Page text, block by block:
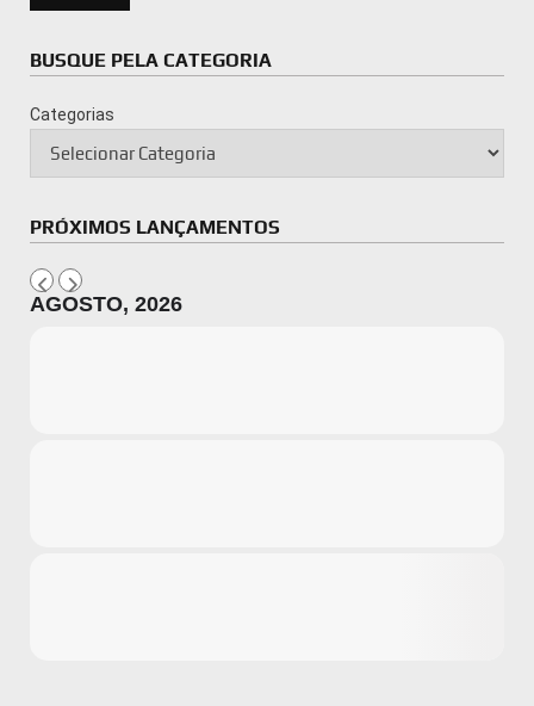
BUSQUE PELA CATEGORIA
Categorias
PRÓXIMOS LANÇAMENTOS
AGOSTO, 2026